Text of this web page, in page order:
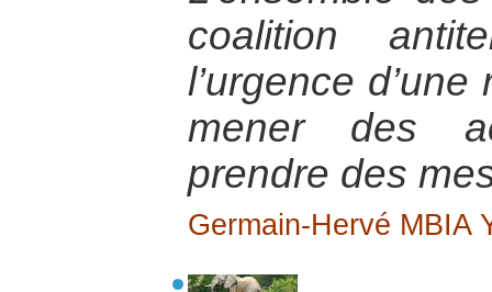
coalition
l’urgence
mener des
prendre des
Germain-Hervé MBIA